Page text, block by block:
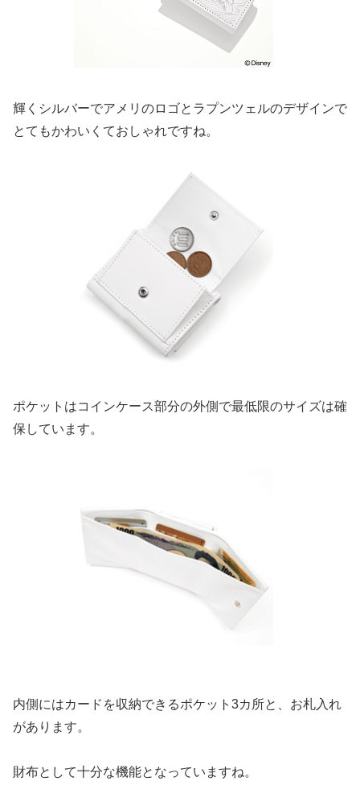
輝くシルバーでアメリのロゴとラプンツェルのデザインで
とてもかわいくておしゃれですね。
ポケットはコインケース部分の外側で最低限のサイズは確
保しています。
内側にはカードを収納できるポケット3カ所と、お札入れ
があります。
財布として十分な機能となっていますね。